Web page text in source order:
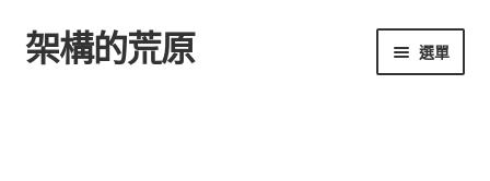
跳
至
跳
至
架構的荒原 選單